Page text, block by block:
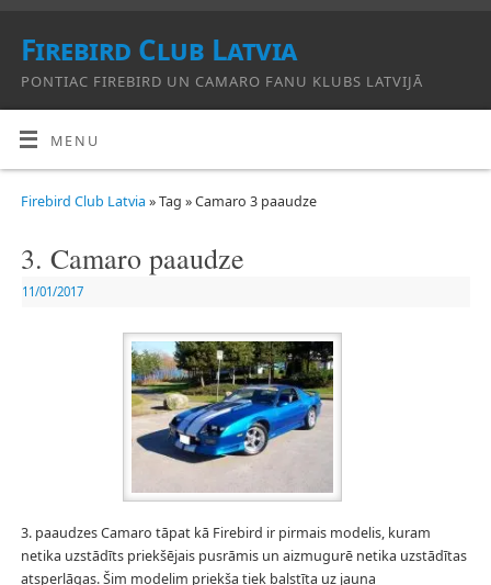
Firebird Club Latvia
PONTIAC FIREBIRD UN CAMARO FANU KLUBS LATVIJĀ
MENU
Firebird Club Latvia » Tag » Camaro 3 paaudze
3. Camaro paaudze
11/01/2017
3. paaudzes Camaro tāpat kā Firebird ir pirmais modelis, kuram
netika uzstādīts priekšējais pusrāmis un aizmugurē netika uzstādītas
atsperlāgas. Šim modelim priekša tiek balstīta uz jauna